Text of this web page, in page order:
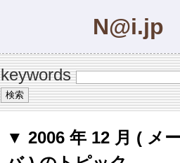
N@i.jp
keywords
▼ 2006 年 12 月 ( メ